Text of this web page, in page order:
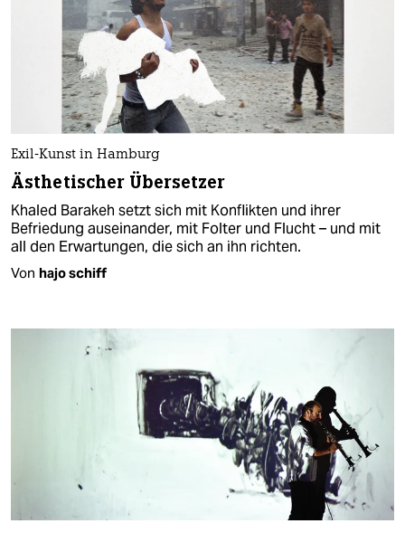
Exil-Kunst in Hamburg
Ästhetischer Übersetzer
Khaled Barakeh setzt sich mit Konflikten und ihrer
Befriedung auseinander, mit Folter und Flucht – und mit
all den Erwartungen, die sich an ihn richten.
Von hajo schiff